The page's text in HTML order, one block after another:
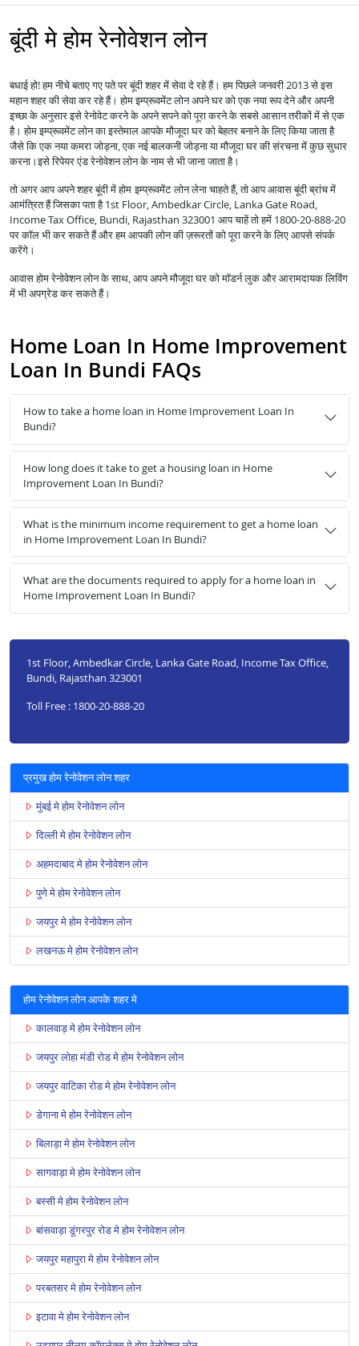
बूंदी मे होम रेनोवेशन लोन
बधाई हो! हम नीचे बताए गए पते पर बूंदी शहर में सेवा दे रहे हैं। हम पिछले जनवरी 2013 से इस
महान शहर की सेवा कर रहे हैं।होम इम्प्रूवमेंट लोन अपने घर को एक नया रूप देने और अपनी
इच्छा के अनुसार इसे रेनोवेट करने के अपने सपने को पूरा करने के सबसे आसान तरीकों में से एक
है।होम इम्प्रूवमेंट लोन का इस्तेमाल आपके मौजूदा घर को बेहतर बनाने के लिए किया जाता है
जैसे कि एक नया कमरा जोड़ना, एक नई बालकनी जोड़ना या मौजूदा घर की संरचना में कुछ सुधार
करना।इसे रिपेयर एंड रेनोवेशन लोन के नाम से भी जाना जाता है।
तो अगर आप अपने शहर बूंदी मेंहोम इम्प्रूवमेंट लोनलेना चाहते हैं, तो आप आवास बूंदी ब्रांच में
आमंत्रित हैं जिसका पता है 1st Floor, Ambedkar Circle, Lanka Gate Road,
Income Tax Office, Bundi, Rajasthan 323001 आप चाहें तो हमें 1800-20-888-20
पर कॉल भी कर सकते हैं और हम आपकी लोन की ज़रूरतों को पूरा करने के लिए आपसे संपर्क
करेंगे।
आवास होम रेनोवेशन लोन के साथ, आप अपने मौजूदा घर को मॉडर्न लुक और आरामदायक लिविंग
में भी अपग्रेड कर सकते हैं।
Home Loan In Home Improvement
Loan In Bundi FAQs
How to take a home loan in Home Improvement Loan In
Bundi?
How long does it take to get a housing loan in Home
Improvement Loan In Bundi?
What is the minimum income requirement to get a home loan
in Home Improvement Loan In Bundi?
What are the documents required to apply for a home loan in
Home Improvement Loan In Bundi?
1st Floor, Ambedkar Circle, Lanka Gate Road, Income Tax Office,
Bundi, Rajasthan 323001
Toll Free : 1800-20-888-20
प्रमुख होम रेनोवेशन लोन शहर
मुंबई मे होम रेनोवेशन लोन
दिल्ली मे होम रेनोवेशन लोन
अहमदाबाद मे होम रेनोवेशन लोन
पुणे मे होम रेनोवेशन लोन
जयपुर मे होम रेनोवेशन लोन
लखनऊ मे होम रेनोवेशन लोन
होम रेनोवेशन लोन आपके शहर मे
कालवाड़ मे होम रेनोवेशन लोन
जयपुर लोहा मंडी रोड मे होम रेनोवेशन लोन
जयपुर वाटिका रोड मे होम रेनोवेशन लोन
डेगाना मे होम रेनोवेशन लोन
बिलाड़ा मे होम रेनोवेशन लोन
सागवाड़ा मे होम रेनोवेशन लोन
बस्सी मे होम रेनोवेशन लोन
बांसवाड़ा डूंगरपुर रोड मे होम रेनोवेशन लोन
जयपुर महापुरा मे होम रेनोवेशन लोन
परबतसर मे होम रेनोवेशन लोन
इटावा मे होम रेनोवेशन लोन